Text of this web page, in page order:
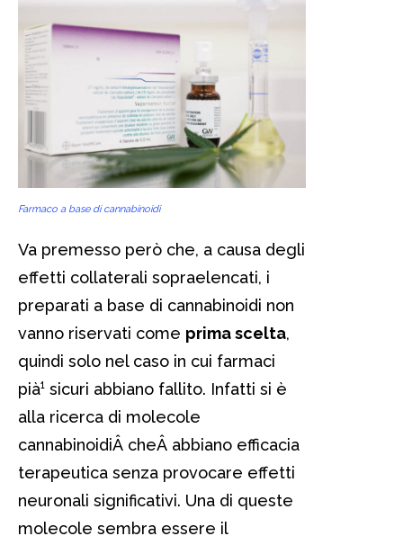
Farmaco a base di cannabinoidi
Va premesso però che, a causa degli
effetti collaterali sopraelencati, i
preparati a base di cannabinoidi non
vanno riservati come prima scelta,
quindi solo nel caso in cui farmaci
pià¹ sicuri abbiano fallito. Infatti si è
alla ricerca di molecole
cannabinoidiÂ cheÂ abbiano efficacia
terapeutica senza provocare effetti
neuronali significativi. Una di queste
molecole sembra essere il